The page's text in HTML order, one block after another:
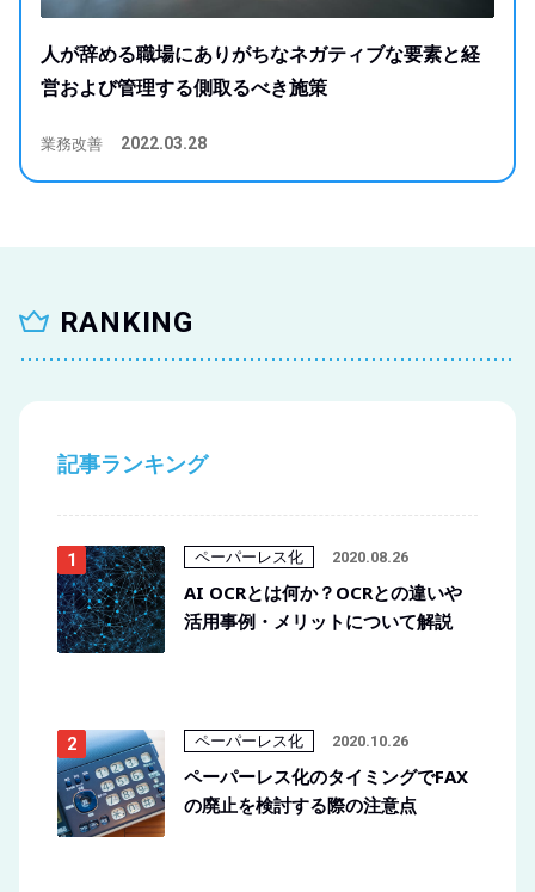
人が辞める職場にありがちなネガティブな要素と経
営および管理する側取るべき施策
業務改善 2022.03.28
RANKING
記事ランキング
ペーパーレス化 2020.08.26
AI OCRとは何か？OCRとの違いや
活用事例・メリットについて解説
ペーパーレス化 2020.10.26
ペーパーレス化のタイミングでFAX
の廃止を検討する際の注意点